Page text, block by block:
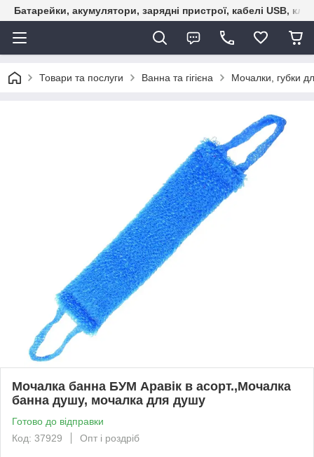
Батарейки, акумулятори, зарядні пристрої, кабелі USB,
Товари та послуги Ванна та гігієна Мочалки, губки
Мочалка банна БУМ Аравік в асорт.,Мочалка
банна душу, мочалка для душу
Готово до відправки
Код: 37929
Опт і роздріб